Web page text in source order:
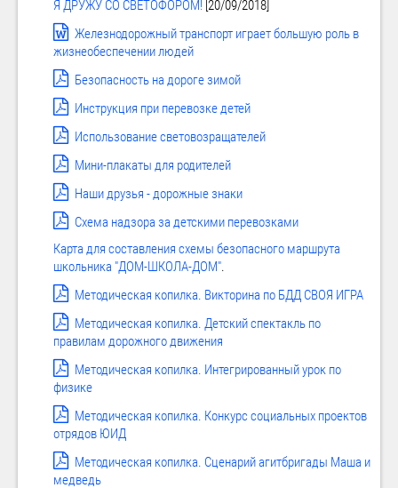
Я ДРУЖУ СО СВЕТОФОРОМ! [20/09/2018]
Железнодорожный транспорт играет большую роль в
жизнеобеспечении людей
Безопасность на дороге зимой
Инструкция при перевозке детей
Использование световозращателей
Мини-плакаты для родителей
Наши друзья - дорожные знаки
Схема надзора за детскими перевозками
Карта для составления схемы безопасного маршрута
школьника "ДОМ-ШКОЛА-ДОМ".
Методическая копилка. Викторина по БДД СВОЯ ИГРА
Методическая копилка. Детский спектакль по
правилам дорожного движения
Методическая копилка. Интегрированный урок по
физике
Методическая копилка. Конкурс социальных проектов
отрядов ЮИД
Методическая копилка. Сценарий агитбригады Маша и
медведь